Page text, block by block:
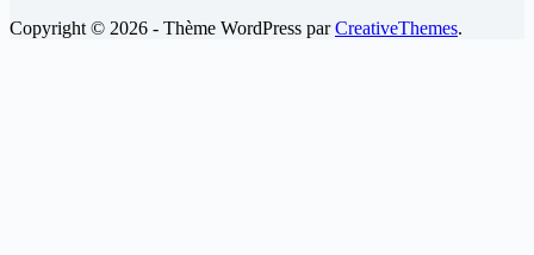
Copyright © 2026 - Thème WordPress parCreativeThemes.